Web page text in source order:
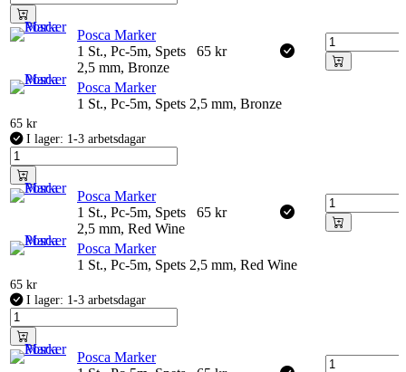
Posca Marker
1 St., Pc-5m, Spets
2,5 mm, Bronze
65 kr
Posca Marker
1 St., Pc-5m, Spets 2,5 mm, Bronze
65 kr
I lager: 1-3 arbetsdagar
Posca Marker
1 St., Pc-5m, Spets
2,5 mm, Red Wine
65 kr
Posca Marker
1 St., Pc-5m, Spets 2,5 mm, Red Wine
65 kr
I lager: 1-3 arbetsdagar
Posca Marker